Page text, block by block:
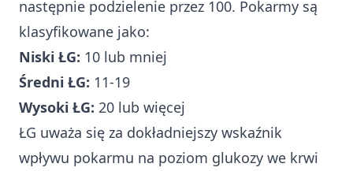
następnie podzielenie przez 100. Pokarmy są
klasyfikowane jako:
Niski ŁG: 10 lub mniej
Średni ŁG: 11-19
Wysoki ŁG: 20 lub więcej
ŁG uważa się za dokładniejszy wskaźnik
wpływu pokarmu na poziom glukozy we krwi